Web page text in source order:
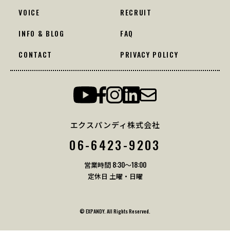
VOICE
RECRUIT
INFO & BLOG
FAQ
CONTACT
PRIVACY POLICY
エクスパンディ株式会社
06-6423-9203
営業時間 8:30〜18:00
定休日 土曜・日曜
© EXPANDY. All Rights Reserved.